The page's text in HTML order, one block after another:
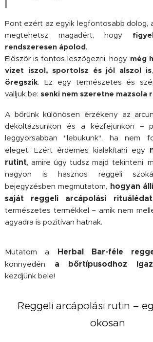
Pont ezért az egyik legfontosabb dolog,
megtehetsz magadért, hogy
rendszeresen ápolod.
Először is fontos leszögezni, hogy még
vizet iszol, sportolsz és jól alszol is
öregszik. Ez egy természetes és
valljuk be: senki nem szeretne mazsola
A bőrünk különösen érzékeny az
dekoltázsunkon és a kézfejünkön –
leggyorsabban "lebukunk", ha nem
eleget. Ezért érdemes kialakítani egy
rutint, amire úgy tudsz majd tekinteni,
nagyon is hasznos reggeli
bejegyzésben megmutatom, hogyan
saját reggeli arcápolási rituálédat
természetes termékkel – amik nem
agyadra is pozitívan hatnak.
Mutatom a Herbal Bar-féle
könnyedén a bőrtípusodhoz
kezdjünk bele!
Reggeli arcápolási rutin –
okosan